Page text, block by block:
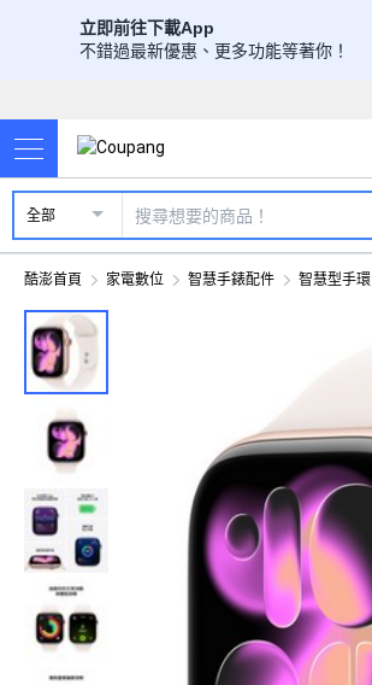
立即前往下載App
不錯過最新優惠、更多功能等著你！
全部
酷澎首頁 家電數位 智慧手錶配件 智慧型手環